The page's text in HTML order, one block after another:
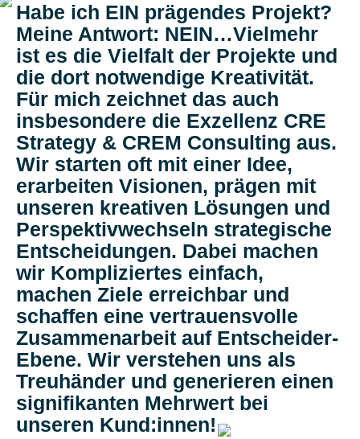
Habe ich EIN prägendes Projekt?
Meine Antwort: NEIN…Vielmehr
ist es die Vielfalt der Projekte und
die dort notwendige Kreativität.
Für mich zeichnet das auch
insbesondere die Exzellenz CRE
Strategy & CREM Consulting aus.
Wir starten oft mit einer Idee,
erarbeiten Visionen, prägen mit
unseren kreativen Lösungen und
Perspektivwechseln strategische
Entscheidungen. Dabei machen
wir Kompliziertes einfach,
machen Ziele erreichbar und
schaffen eine vertrauensvolle
Zusammenarbeit auf Entscheider-
Ebene. Wir verstehen uns als
Treuhänder und generieren einen
signifikanten Mehrwert bei
unseren Kund:innen!